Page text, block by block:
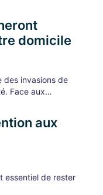
domicile
des invasions de
Face aux…
aux
essentiel de rester